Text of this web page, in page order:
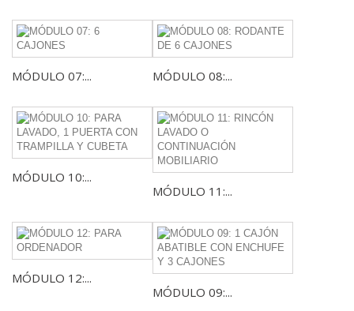
MÓDULO 07:... MÓDULO 08:...
MÓDULO 10:...
MÓDULO 11:...
MÓDULO 12:...
MÓDULO 09:...